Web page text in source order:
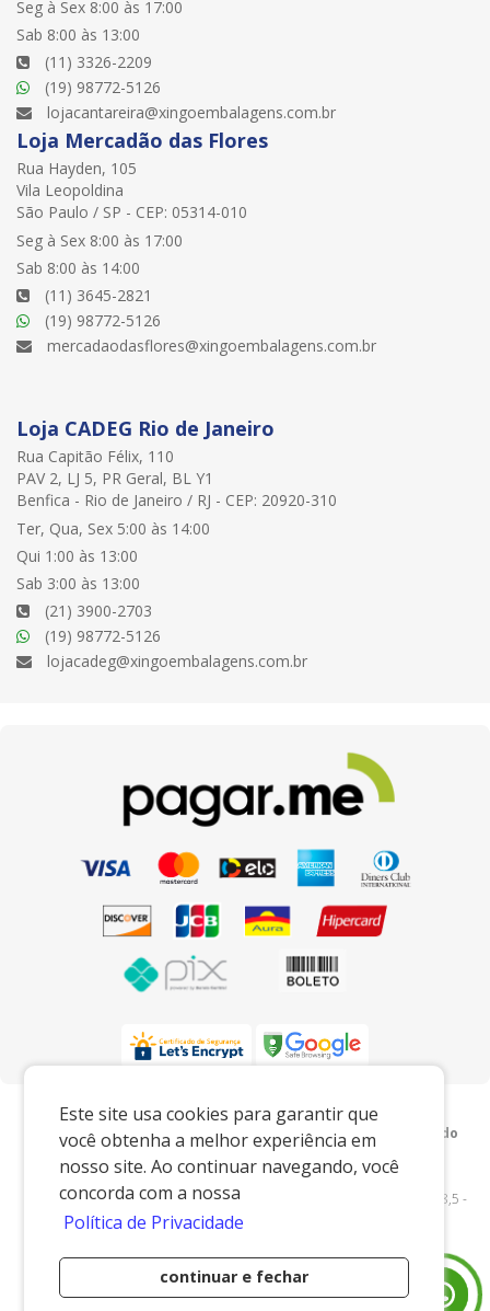
Este site usa cookies para garantir que
você obtenha a melhor experiência em
nosso site. Ao continuar navegando, você
concorda com a nossa
Política de Privacidade
continuar e fechar
Seg à Sex 8:00 às 17:00
Sab 8:00 às 13:00
(11) 3326-2209
(19) 98772-5126
lojacantareira@xingoembalagens.com.br
Loja Mercadão das Flores
Rua Hayden, 105
Vila Leopoldina
São Paulo / SP - CEP: 05314-010
Seg à Sex 8:00 às 17:00
Sab 8:00 às 14:00
(11) 3645-2821
(19) 98772-5126
mercadaodasflores@xingoembalagens.com.br
Loja CADEG Rio de Janeiro
Rua Capitão Félix, 110
PAV 2, LJ 5, PR Geral, BL Y1
Benfica - Rio de Janeiro / RJ - CEP: 20920-310
Ter, Qua, Sex 5:00 às 14:00
Qui 1:00 às 13:00
Sab 3:00 às 13:00
(21) 3900-2703
(19) 98772-5126
lojacadeg@xingoembalagens.com.br
Preços e condições exclusivos para o
www.xingoembalagens.com.br e para o televendas, podendo
sofrer alterações sem prévia notiﬁcação.
Xingó Embalagens|62.438.429/0001-12|
www.xingoembalagens.com.br| Rodovia Prefeito Aziz Lian, Km 28,5 -
s/n - Borda da Mata - Jaguariúna/SP - 13916-875 - E-mail:
Desenvolvido por